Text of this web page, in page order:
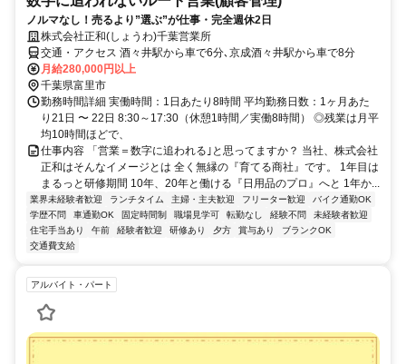
ノルマなし！売るより”選ぶ”が仕事・完全週休2日
株式会社正和(しょうわ)千葉営業所
交通・アクセス 酒々井駅から車で6分､京成酒々井駅から車で8分
月給280,000円以上
千葉県富里市
勤務時間詳細 実働時間：1日あたり8時間 平均勤務日数：1ヶ月あた
り21日 〜 22日 8:30～17:30（休憩1時間／実働8時間） ◎残業は月平
均10時間ほどで、
仕事内容 「営業＝数字に追われる｣と思ってますか？ 当社、株式会社
正和はそんなイメージとは 全く無縁の『育てる商社』です。 1年目は
まるっと研修期間 10年、20年と働ける『日用品のプロ』へと 1年か...
業界未経験者歓迎 ランチタイム 主婦・主夫歓迎 フリーター歓迎
バイク通勤OK
学歴不問
車通勤OK 固定時間制 職場見学可 転勤なし 経験不問
未経験者歓迎
住宅手当あり
午前 経験者歓迎 研修あり 夕方 賞与あり
ブランクOK
交通費支給
アルバイト・パート